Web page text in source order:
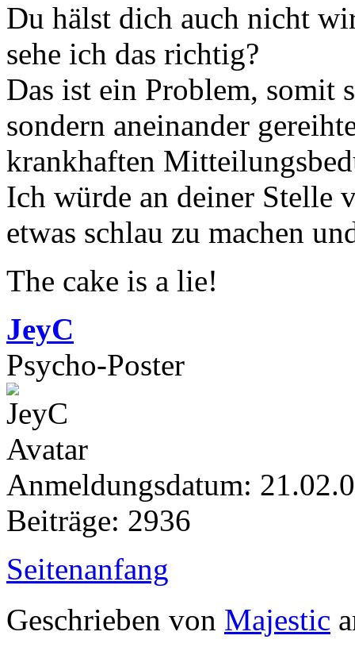
Du hälst dich auch nicht
sehe ich das richtig?
Das ist ein Problem, somit
sondern aneinander
krankhaften
Ich würde an deiner Stelle
etwas schlau zu machen
The cake is a lie!
JeyC
Psycho-Poster
Anmeldungsdatum:
Beiträge: 2936
Seitenanfang
Geschrieben von Majestic